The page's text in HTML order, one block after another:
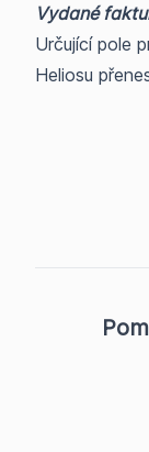
Vydané
Určující pole
Heliosu